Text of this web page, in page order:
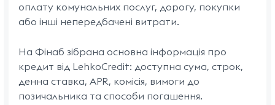
оплату комунальних послуг, дорогу, покупки
або інші непередбачені витрати.
На Фінаб зібрана основна інформація про
кредит від LehkoCredit: доступна сума, строк,
денна ставка, APR, комісія, вимоги до
позичальника та способи погашення.